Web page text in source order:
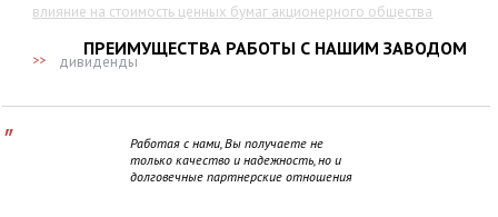
влияние на стоимость ценных бумаг акционерного общества
>> дивиденды
ПРЕИМУЩЕСТВА РАБОТЫ С НАШИМ ЗАВОДОМ
"
Работая с нами, Вы получаете не
только качество и надежность, но и
долговечные партнерские отношения